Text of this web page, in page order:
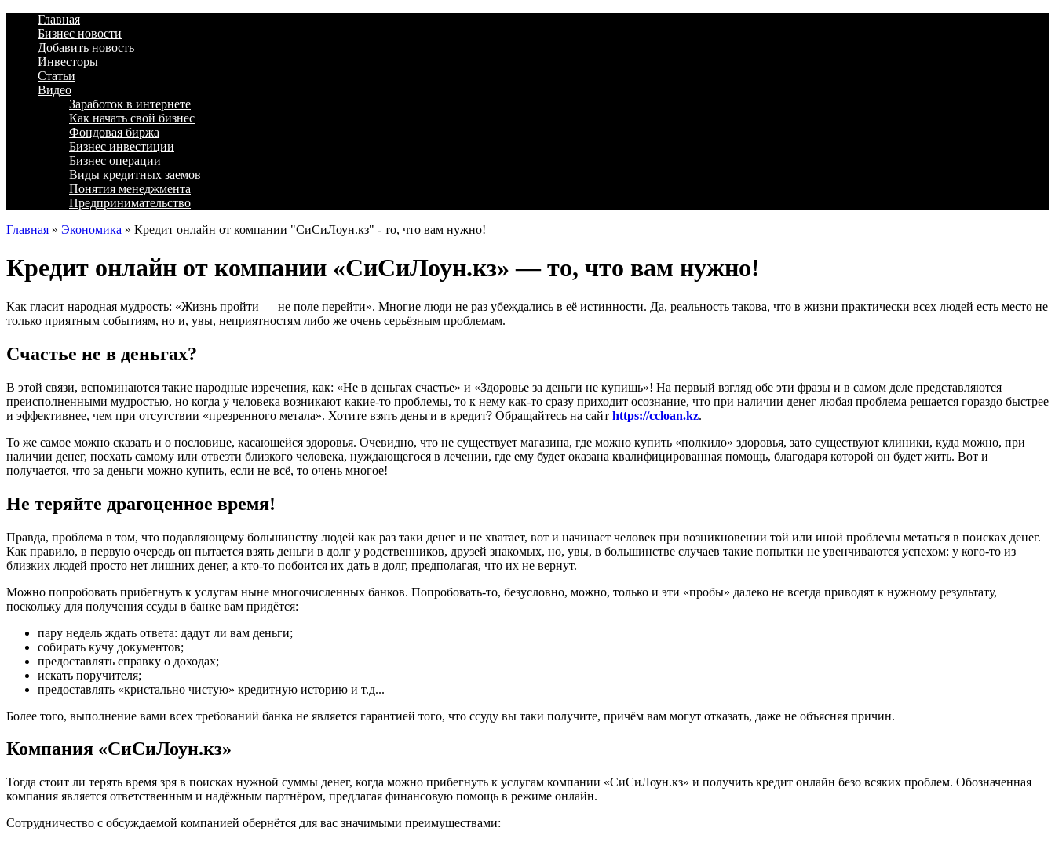
Главная
Бизнес новости
Добавить новость
Инвесторы
Статьи
Видео
Заработок в интернете
Как начать свой бизнес
Фондовая биржа
Бизнес инвестиции
Бизнес операции
Виды кредитных заемов
Понятия менеджмента
Предпринимательство
Главная » Экономика » Кредит онлайн от компании "СиСиЛоун.кз" - то, что вам нужно!
Кредит онлайн от компании «СиСиЛоун.кз» — то, что вам нужно!
Как гласит народная мудрость: «Жизнь пройти — не поле перейти». Многие люди не раз убеждались в её истинности. Да, реальность такова, что в жизни практически всех людей есть место не
только приятным событиям, но и, увы, неприятностям либо же очень серьёзным проблемам.
Счастье не в деньгах?
В этой связи, вспоминаются такие народные изречения, как: «Не в деньгах счастье» и «Здоровье за деньги не купишь»! На первый взгляд обе эти фразы и в самом деле представляются
преисполненными мудростью, но когда у человека возникают какие-то проблемы, то к нему как-то сразу приходит осознание, что при наличии денег любая проблема решается гораздо быстрее
и эффективнее, чем при отсутствии «презренного метала». Хотите взять деньги в кредит? Обращайтесь на сайт https://ccloan.kz.
То же самое можно сказать и о пословице, касающейся здоровья. Очевидно, что не существует магазина, где можно купить «полкило» здоровья, зато существуют клиники, куда можно, при
наличии денег, поехать самому или отвезти близкого человека, нуждающегося в лечении, где ему будет оказана квалифицированная помощь, благодаря которой он будет жить. Вот и
получается, что за деньги можно купить, если не всё, то очень многое!
Не теряйте драгоценное время!
Правда, проблема в том, что подавляющему большинству людей как раз таки денег и не хватает, вот и начинает человек при возникновении той или иной проблемы метаться в поисках денег.
Как правило, в первую очередь он пытается взять деньги в долг у родственников, друзей знакомых, но, увы, в большинстве случаев такие попытки не увенчиваются успехом: у кого-то из
близких людей просто нет лишних денег, а кто-то побоится их дать в долг, предполагая, что их не вернут.
Можно попробовать прибегнуть к услугам ныне многочисленных банков. Попробовать-то, безусловно, можно, только и эти «пробы» далеко не всегда приводят к нужному результату,
поскольку для получения ссуды в банке вам придётся:
пару недель ждать ответа: дадут ли вам деньги;
собирать кучу документов;
предоставлять справку о доходах;
искать поручителя;
предоставлять «кристально чистую» кредитную историю и т.д...
Более того, выполнение вами всех требований банка не является гарантией того, что ссуду вы таки получите, причём вам могут отказать, даже не объясняя причин.
Компания «СиСиЛоун.кз»
Тогда стоит ли терять время зря в поисках нужной суммы денег, когда можно прибегнуть к услугам компании «СиСиЛоун.кз» и получить кредит онлайн безо всяких проблем. Обозначенная
компания является ответственным и надёжным партнёром, предлагая финансовую помощь в режиме онлайн.
Сотрудничество с обсуждаемой компанией обернётся для вас значимыми преимуществами: